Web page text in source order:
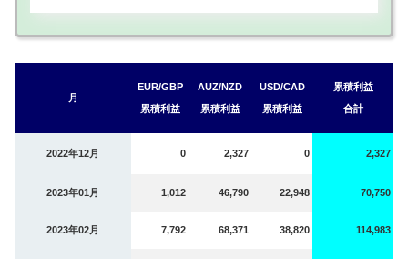
月
EUR/GBP
累積利益
AUZ/NZD
累積利益
USD/CAD
累積利益
累積利益
合計
2022年12月 0 2,327 0 2,327
2023年01月 1,012 46,790 22,948 70,750
2023年02月 7,792 68,371 38,820 114,983